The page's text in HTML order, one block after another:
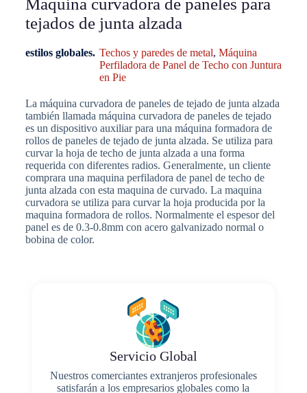
tejados de junta alzada
estilos globales. Techos y paredes de metal, Máquina
Perfiladora de Panel de Techo con Juntura
en Pie
La máquina curvadora de paneles de tejado de junta alzada
también llamada máquina curvadora de paneles de tejado
es un dispositivo auxiliar para una máquina formadora de
rollos de paneles de tejado de junta alzada. Se utiliza para
curvar la hoja de techo de junta alzada a una forma
requerida con diferentes radios. Generalmente, un cliente
comprara una maquina perfiladora de panel de techo de
junta alzada con esta maquina de curvado. La maquina
curvadora se utiliza para curvar la hoja producida por la
maquina formadora de rollos. Normalmente el espesor del
panel es de 0.3-0.8mm con acero galvanizado normal o
bobina de color.
Servicio Global
Nuestros comerciantes extranjeros profesionales
satisfarán a los empresarios globales como la